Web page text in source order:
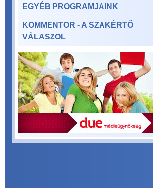
EGYÉB PROGRAMJAINK
KOMMENTOR - A SZAKÉRTŐ
VÁLASZOL